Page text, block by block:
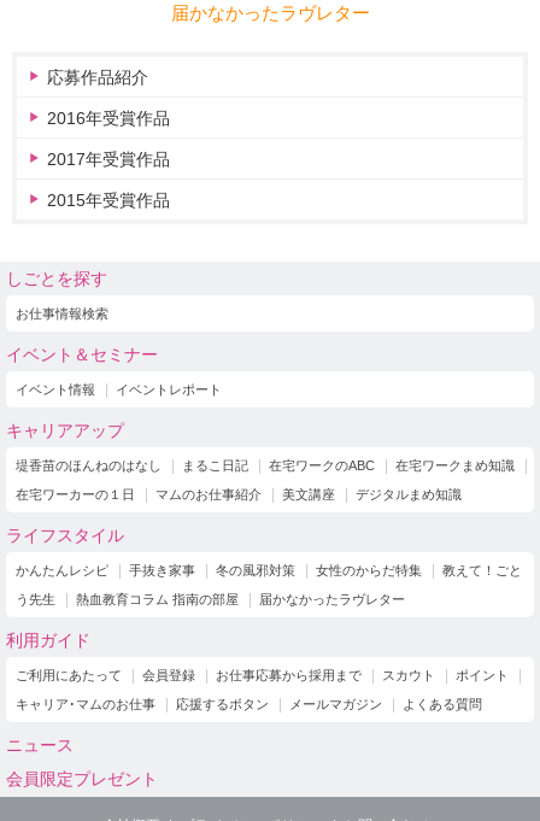
届かなかったラヴレター
応募作品紹介
2016年受賞作品
2017年受賞作品
2015年受賞作品
しごとを探す
お仕事情報検索
イベント＆セミナー
イベント情報 イベントレポート
キャリアアップ
堤香苗のほんねのはなし まるこ日記 在宅ワークのABC
在宅ワークまめ知識
在宅ワーカーの１日
マムのお仕事紹介 美文講座 デジタルまめ知識
ライフスタイル
かんたんレシピ 手抜き家事 冬の風邪対策 女性のからだ特集
教えて！ごと
う先生
熱血教育コラム 指南の部屋 届かなかったラヴレター
利用ガイド
ご利用にあたって 会員登録 お仕事応募から採用まで スカウト
ポイント
キャリア･マムのお仕事
応援するボタン メールマガジン よくある質問
ニュース
会員限定プレゼント